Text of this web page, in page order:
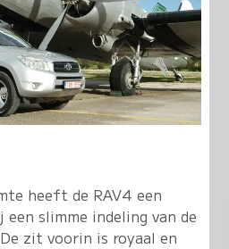
heeft de RAV4 een
slimme indeling van de
zit voorin is royaal en